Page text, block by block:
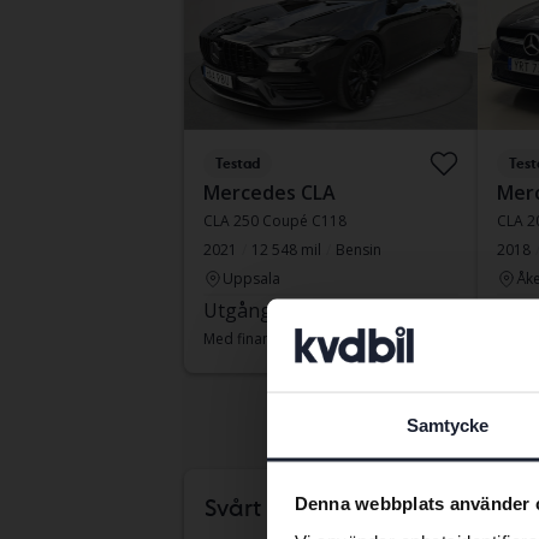
Samtycke
Denna webbplats använder
Testad
Mercedes CLA
CLA 250 Coupé C118
2021
12 548 mil
Bensin
Uppsala
Utgångspris
Med finansiering 1 406 kr/månad
CLA
2018
Svårt att veta vilken bil